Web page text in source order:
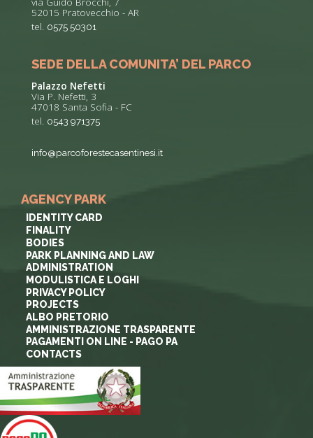
52015 Pratovecchio - AR
tel. 0575 50301
SEDE DELLA COMUNITA’ DEL PARCO
Palazzo Nefetti
Via P. Nefetti, 3
47018 Santa Sofia - FC
tel. 0543 971375
info@parcoforestecasentinesi.it
AGENCY PARK
IDENTITY CARD
FINALITY
BODIES
PARK PLANNING AND LAW
ADMINISTRATION
MODULISTICA E LOGHI
PRIVACY POLICY
PROJECTS
ALBO PRETORIO
AMMINISTRAZIONE TRASPARENTE
PAGAMENTI ON LINE - PAGO PA
CONTACTS